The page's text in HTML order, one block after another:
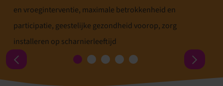
en vroeginterventie, maximale betrokkenheid en
participatie, geestelijke gezondheid voorop, zorg
installeren op scharnierleeftijd